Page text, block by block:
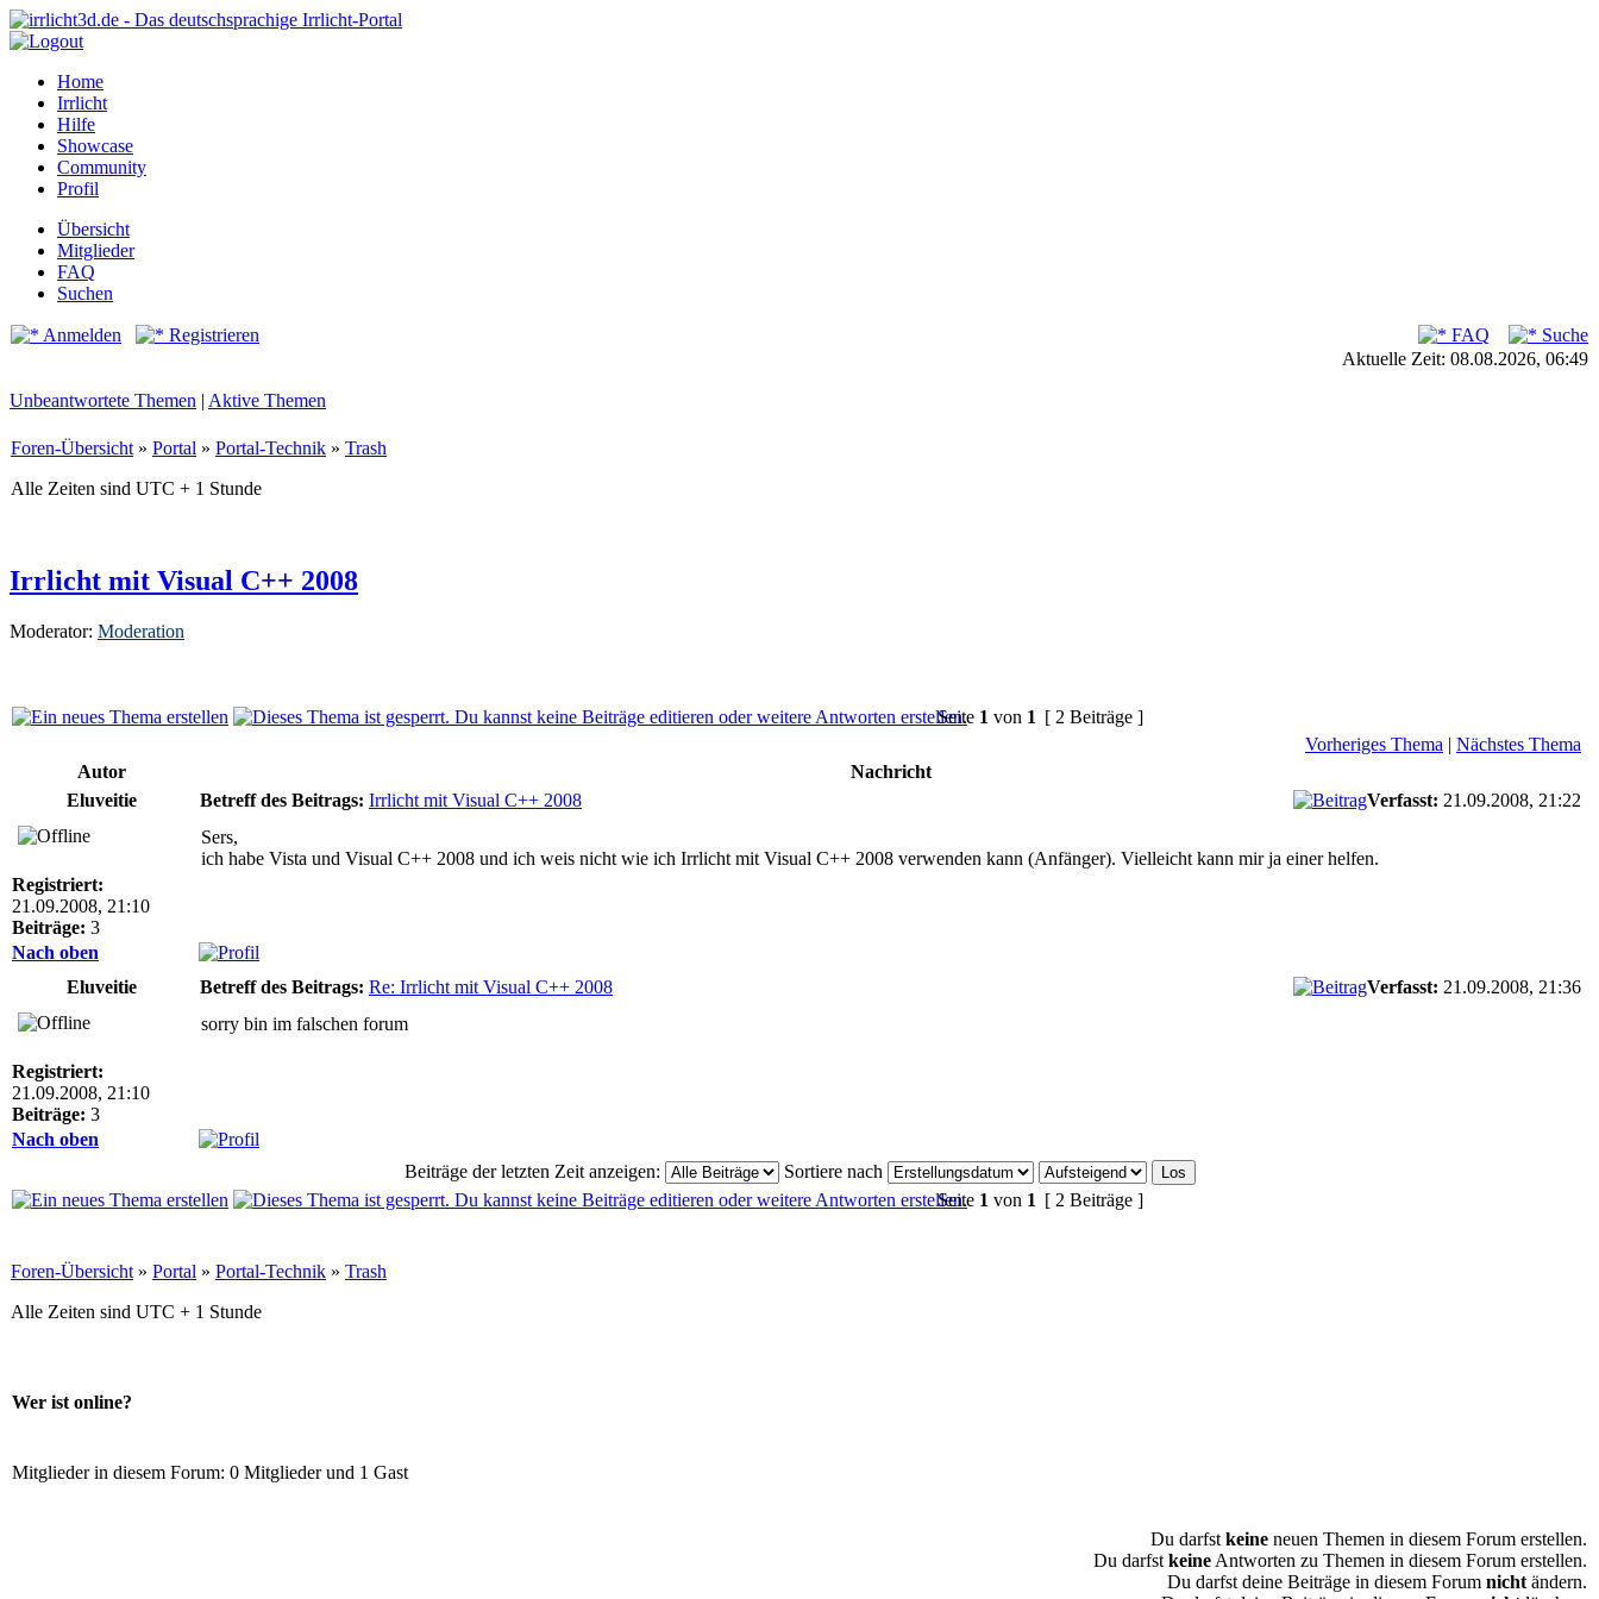
Home
Irrlicht
Hilfe
Showcase
Community
Profil
Übersicht
Mitglieder
FAQ
Suchen
Anmelden Registrieren FAQ
Suche
Aktuelle Zeit: 08.08.2026, 06:49
Unbeantwortete Themen | Aktive Themen
Foren-Übersicht » Portal » Portal-Technik » Trash
Alle Zeiten sind UTC + 1 Stunde
Irrlicht mit Visual C++ 2008
Moderator: Moderation
Seite 1 von 1 [ 2 Beiträge ]
Vorheriges Thema | Nächstes Thema
Autor
Nachricht
Eluveitie
Betreff des Beitrags: Irrlicht mit Visual C++ 2008 Verfasst: 21.09.2008, 21:22
Registriert:
21.09.2008, 21:10
Beiträge: 3
Sers,
ich habe Vista und Visual C++ 2008 und ich weis nicht wie ich Irrlicht mit Visual C++ 2008 verwenden kann (Anfänger). Vielleicht kann mir ja einer helfen.
Nach oben
Eluveitie
Betreff des Beitrags: Re: Irrlicht mit Visual C++ 2008 Verfasst: 21.09.2008, 21:36
Registriert:
21.09.2008, 21:10
Beiträge: 3
sorry bin im falschen forum
Nach oben
Beiträge der letzten Zeit anzeigen:
Sortiere nach
Seite 1 von 1 [ 2 Beiträge ]
Foren-Übersicht » Portal » Portal-Technik » Trash
Alle Zeiten sind UTC + 1 Stunde
Wer ist online?
Mitglieder in diesem Forum: 0 Mitglieder und 1 Gast
Du darfst keine neuen Themen in diesem Forum erstellen.
Du darfst keine Antworten zu Themen in diesem Forum erstellen.
Du darfst deine Beiträge in diesem Forum nicht ändern.